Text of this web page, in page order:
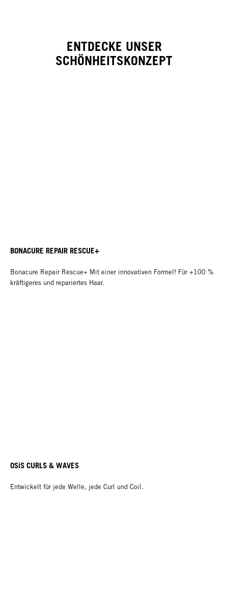
ENTDECKE UNSER
SCHÖNHEITSKONZEPT
BONACURE REPAIR RESCUE+
Bonacure Repair Rescue+ Mit einer innovativen Formel! Für +100 %
kräftigeres und repariertes Haar.
OSiS CURLS & WAVES
Entwickelt für jede Welle, jede Curl und Coil.